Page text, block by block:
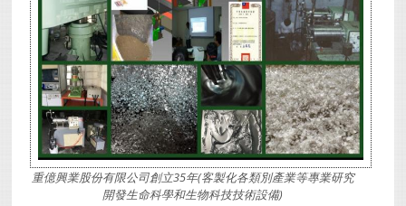
重億興業股份有限公司創立35年(客製化各類別產業等專業研究
開發生命科學和生物科技技術設備)